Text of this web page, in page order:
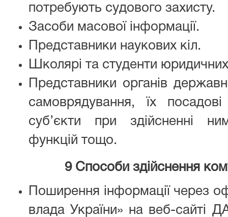
потребують судового захисту.
Засоби масової інформації.
Представники наукових кіл.
Школярі та студенти
Представники органів
самоврядування, їх
суб’єкти при здійсненні
функцій тощо.
9 Способи здійснення
Поширення інформації через
влада України» на веб-